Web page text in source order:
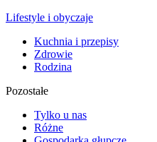
Lifestyle i obyczaje
Kuchnia i przepisy
Zdrowie
Rodzina
Pozostałe
Tylko u nas
Różne